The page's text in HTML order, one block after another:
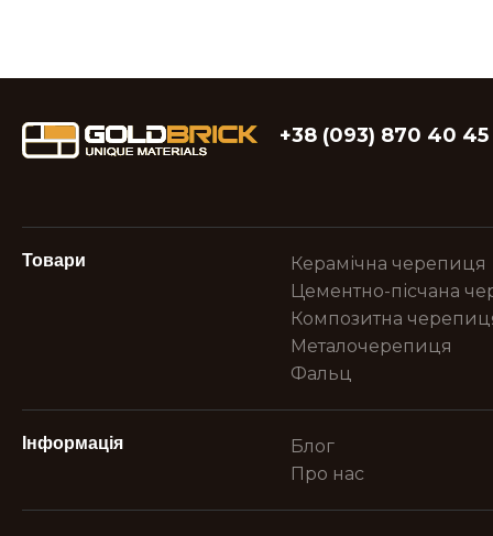
+38 (093) 870 40 45
Товари
Керамічна черепиця
Цементно-пісчана
Композитна
Металочерепиця
Фальц
Інформація
Блог
Про нас